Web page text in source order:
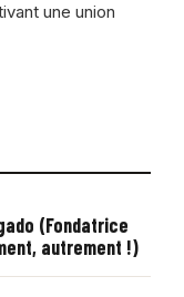
une union
(Fondatrice
autrement !)